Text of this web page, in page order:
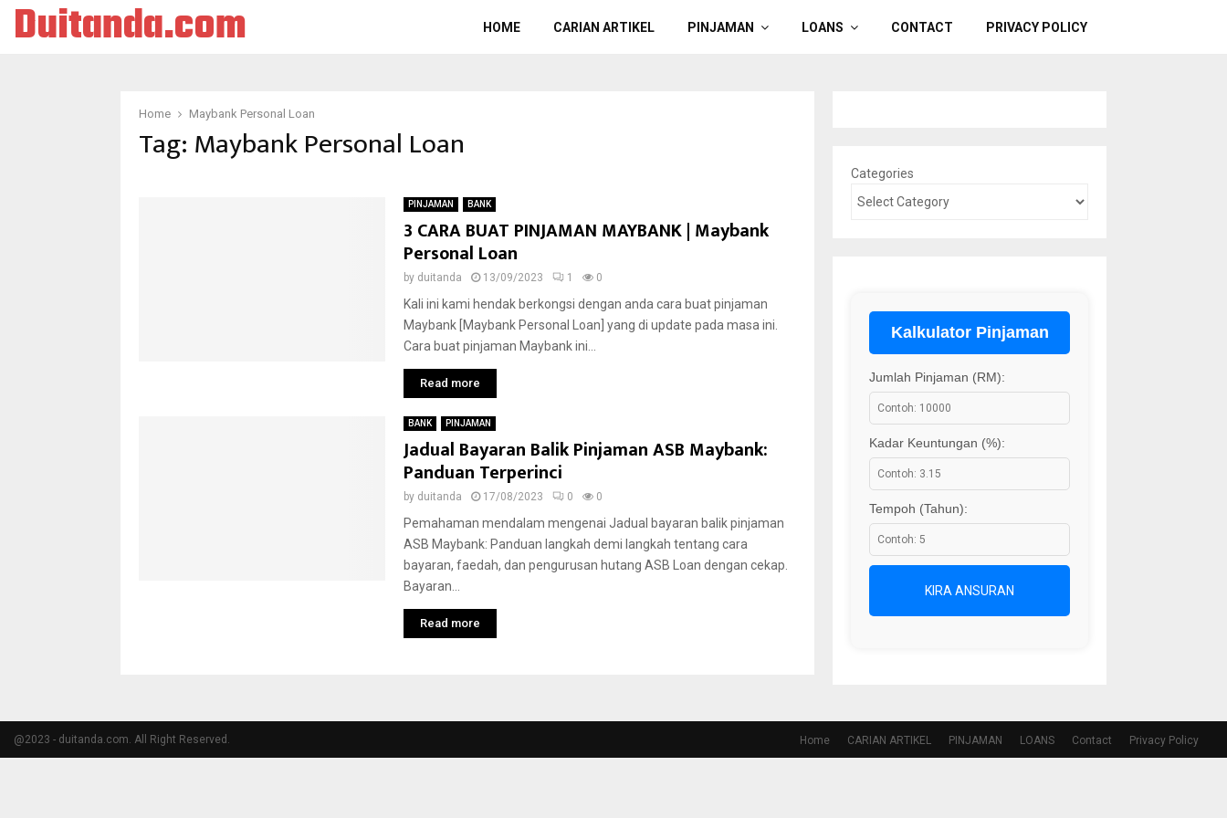
Duitanda.com HOME CARIAN ARTIKEL PINJAMAN LOANS CONTACT PRIVACY POLICY
Home Maybank Personal Loan
Tag: Maybank Personal Loan
PINJAMAN BANK
3 CARA BUAT PINJAMAN MAYBANK | Maybank
Personal Loan
by duitanda 13/09/2023 1 0
Kali ini kami hendak berkongsi dengan anda cara buat pinjaman
Maybank [Maybank Personal Loan] yang di update pada masa ini.
Cara buat pinjaman Maybank ini...
Read more
BANK PINJAMAN
Jadual Bayaran Balik Pinjaman ASB Maybank:
Panduan Terperinci
by duitanda 17/08/2023 0 0
Pemahaman mendalam mengenai Jadual bayaran balik pinjaman
ASB Maybank: Panduan langkah demi langkah tentang cara
bayaran, faedah, dan pengurusan hutang ASB Loan dengan cekap.
Bayaran...
Read more
Categories
Kalkulator Pinjaman
Jumlah Pinjaman (RM):
Kadar Keuntungan (%):
Tempoh (Tahun):
KIRA ANSURAN
@2023 - duitanda.com. All Right Reserved. Home CARIAN ARTIKEL PINJAMAN LOANS Contact Privacy Policy